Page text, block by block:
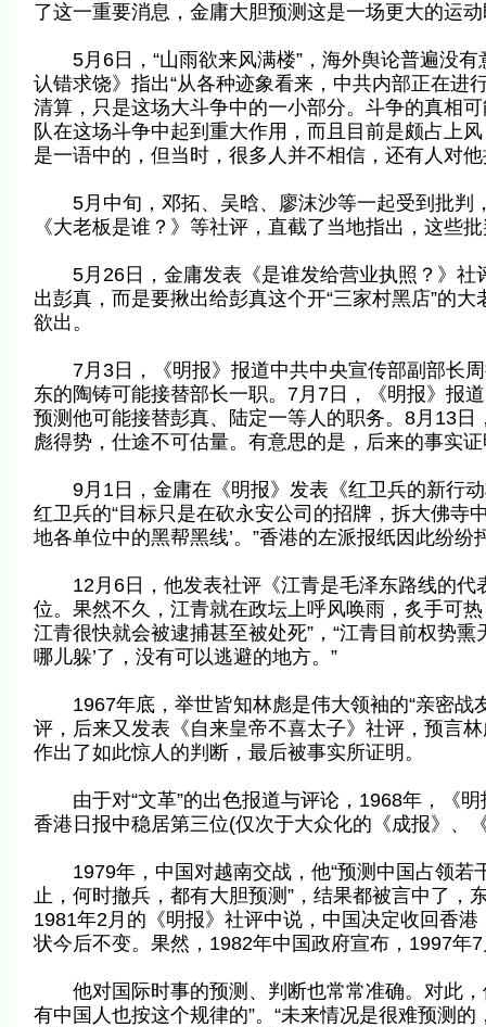
了这一重要消息，金庸大胆预测这是一场更大的运
5月6日，“山雨欲来风满楼”，海外舆论普遍没有
认错求饶》指出“从各种迹象看来，中共内部正在
清算，只是这场大斗争中的一小部分。斗争的真相
队在这场斗争中起到重大作用，而且目前是颇占上
是一语中的，但当时，很多人并不相信，还有人对
5月中旬，邓拓、吴晗、廖沫沙等一起受到批判
《大老板是谁？》等社评，直截了当地指出，这些
5月26日，金庸发表《是谁发给营业执照？》社
出彭真，而是要揪出给彭真这个开“三家村黑店”的
欲出。
7月3日，《明报》报道中共中央宣传部副部长周
东的陶铸可能接替部长一职。7月7日，《明报》报
预测他可能接替彭真、陆定一等人的职务。8月13
彪得势，仕途不可估量。有意思的是，后来的事实
9月1日，金庸在《明报》发表《红卫兵的新行动
红卫兵的“目标只是在砍永安公司的招牌，拆大佛寺
地各单位中的黑帮黑线’。”香港的左派报纸因此纷
12月6日，他发表社评《江青是毛泽东路线的代
位。果然不久，江青就在政坛上呼风唤雨，炙手可
江青很快就会被逮捕甚至被处死”，“江青目前权势
哪儿躲’了，没有可以逃避的地方。”
1967年底，举世皆知林彪是伟大领袖的“亲密战
评，后来又发表《自来皇帝不喜太子》社评，预言
作出了如此惊人的判断，最后被事实所证明。
由于对“文革”的出色报道与评论，1968年，《明
香港日报中稳居第三位(仅次于大众化的《成报》、
1979年，中国对越南交战，他“预测中国占领若
止，何时撤兵，都有大胆预测”，结果都被言中了
1981年2月的《明报》社评中说，中国决定收回香
状今后不变。果然，1982年中国政府宣布，1997年
他对国际时事的预测、判断也常常准确。对此，
有中国人也按这个规律的”。“未来情况是很难预测